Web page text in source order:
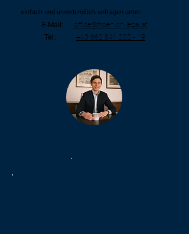
einfach und unverbindlich anfragen unter:
E-Mail:
office@froehlich-legal.at
Tel.:
+43 662 841 202 - 19